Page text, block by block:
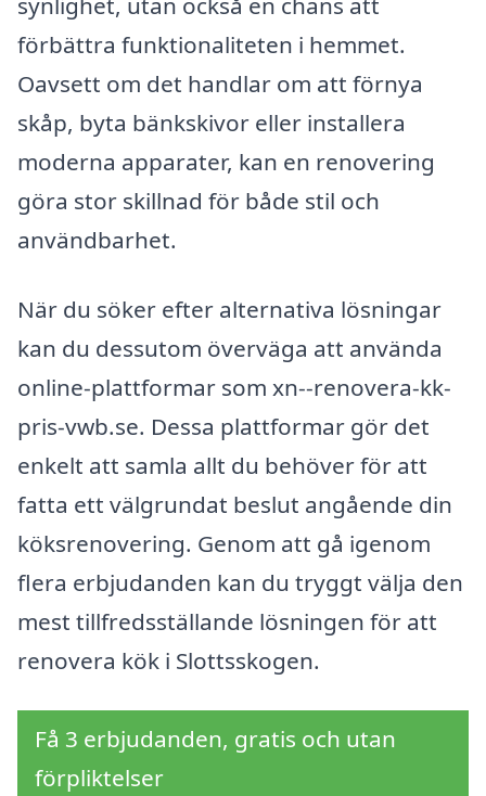
förbättra funktionaliteten i hemmet.
Oavsett om det handlar om att förnya
skåp, byta bänkskivor eller installera
moderna apparater, kan en renovering
göra stor skillnad för både stil och
användbarhet.
När du söker efter alternativa lösningar
kan du dessutom överväga att använda
online-plattformar som xn--renovera-kk-
pris-vwb.se. Dessa plattformar gör det
enkelt att samla allt du behöver för att
fatta ett välgrundat beslut angående din
köksrenovering. Genom att gå igenom
flera erbjudanden kan du tryggt välja den
mest tillfredsställande lösningen för att
renovera kök i Slottsskogen.
Få 3 erbjudanden, gratis och utan
förpliktelser